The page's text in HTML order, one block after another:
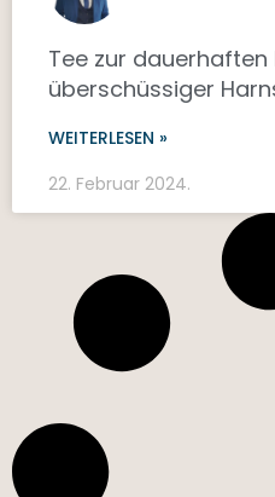
Tee zur dauerhaften
überschüssiger
WEITERLESEN »
22. Februar 2024.